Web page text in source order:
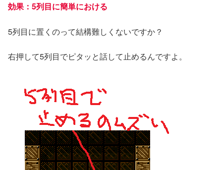
効果：5列目に簡単における
5列目に置くのって結構難しくないですか？
右押して5列目でピタッと話して止めるんですよ。